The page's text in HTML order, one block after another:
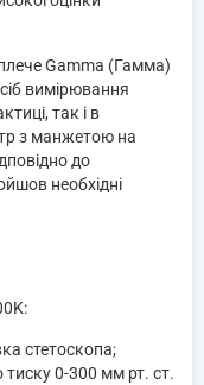
Gamma (Гамма)
вимірювання
так і в
з манжетою на
до
необхідні
стетоскопа;
тиску 0-300 мм рт. ст.